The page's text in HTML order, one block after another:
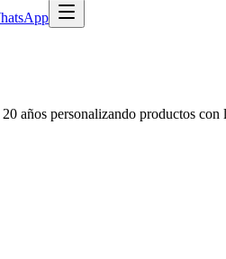
años personalizando productos